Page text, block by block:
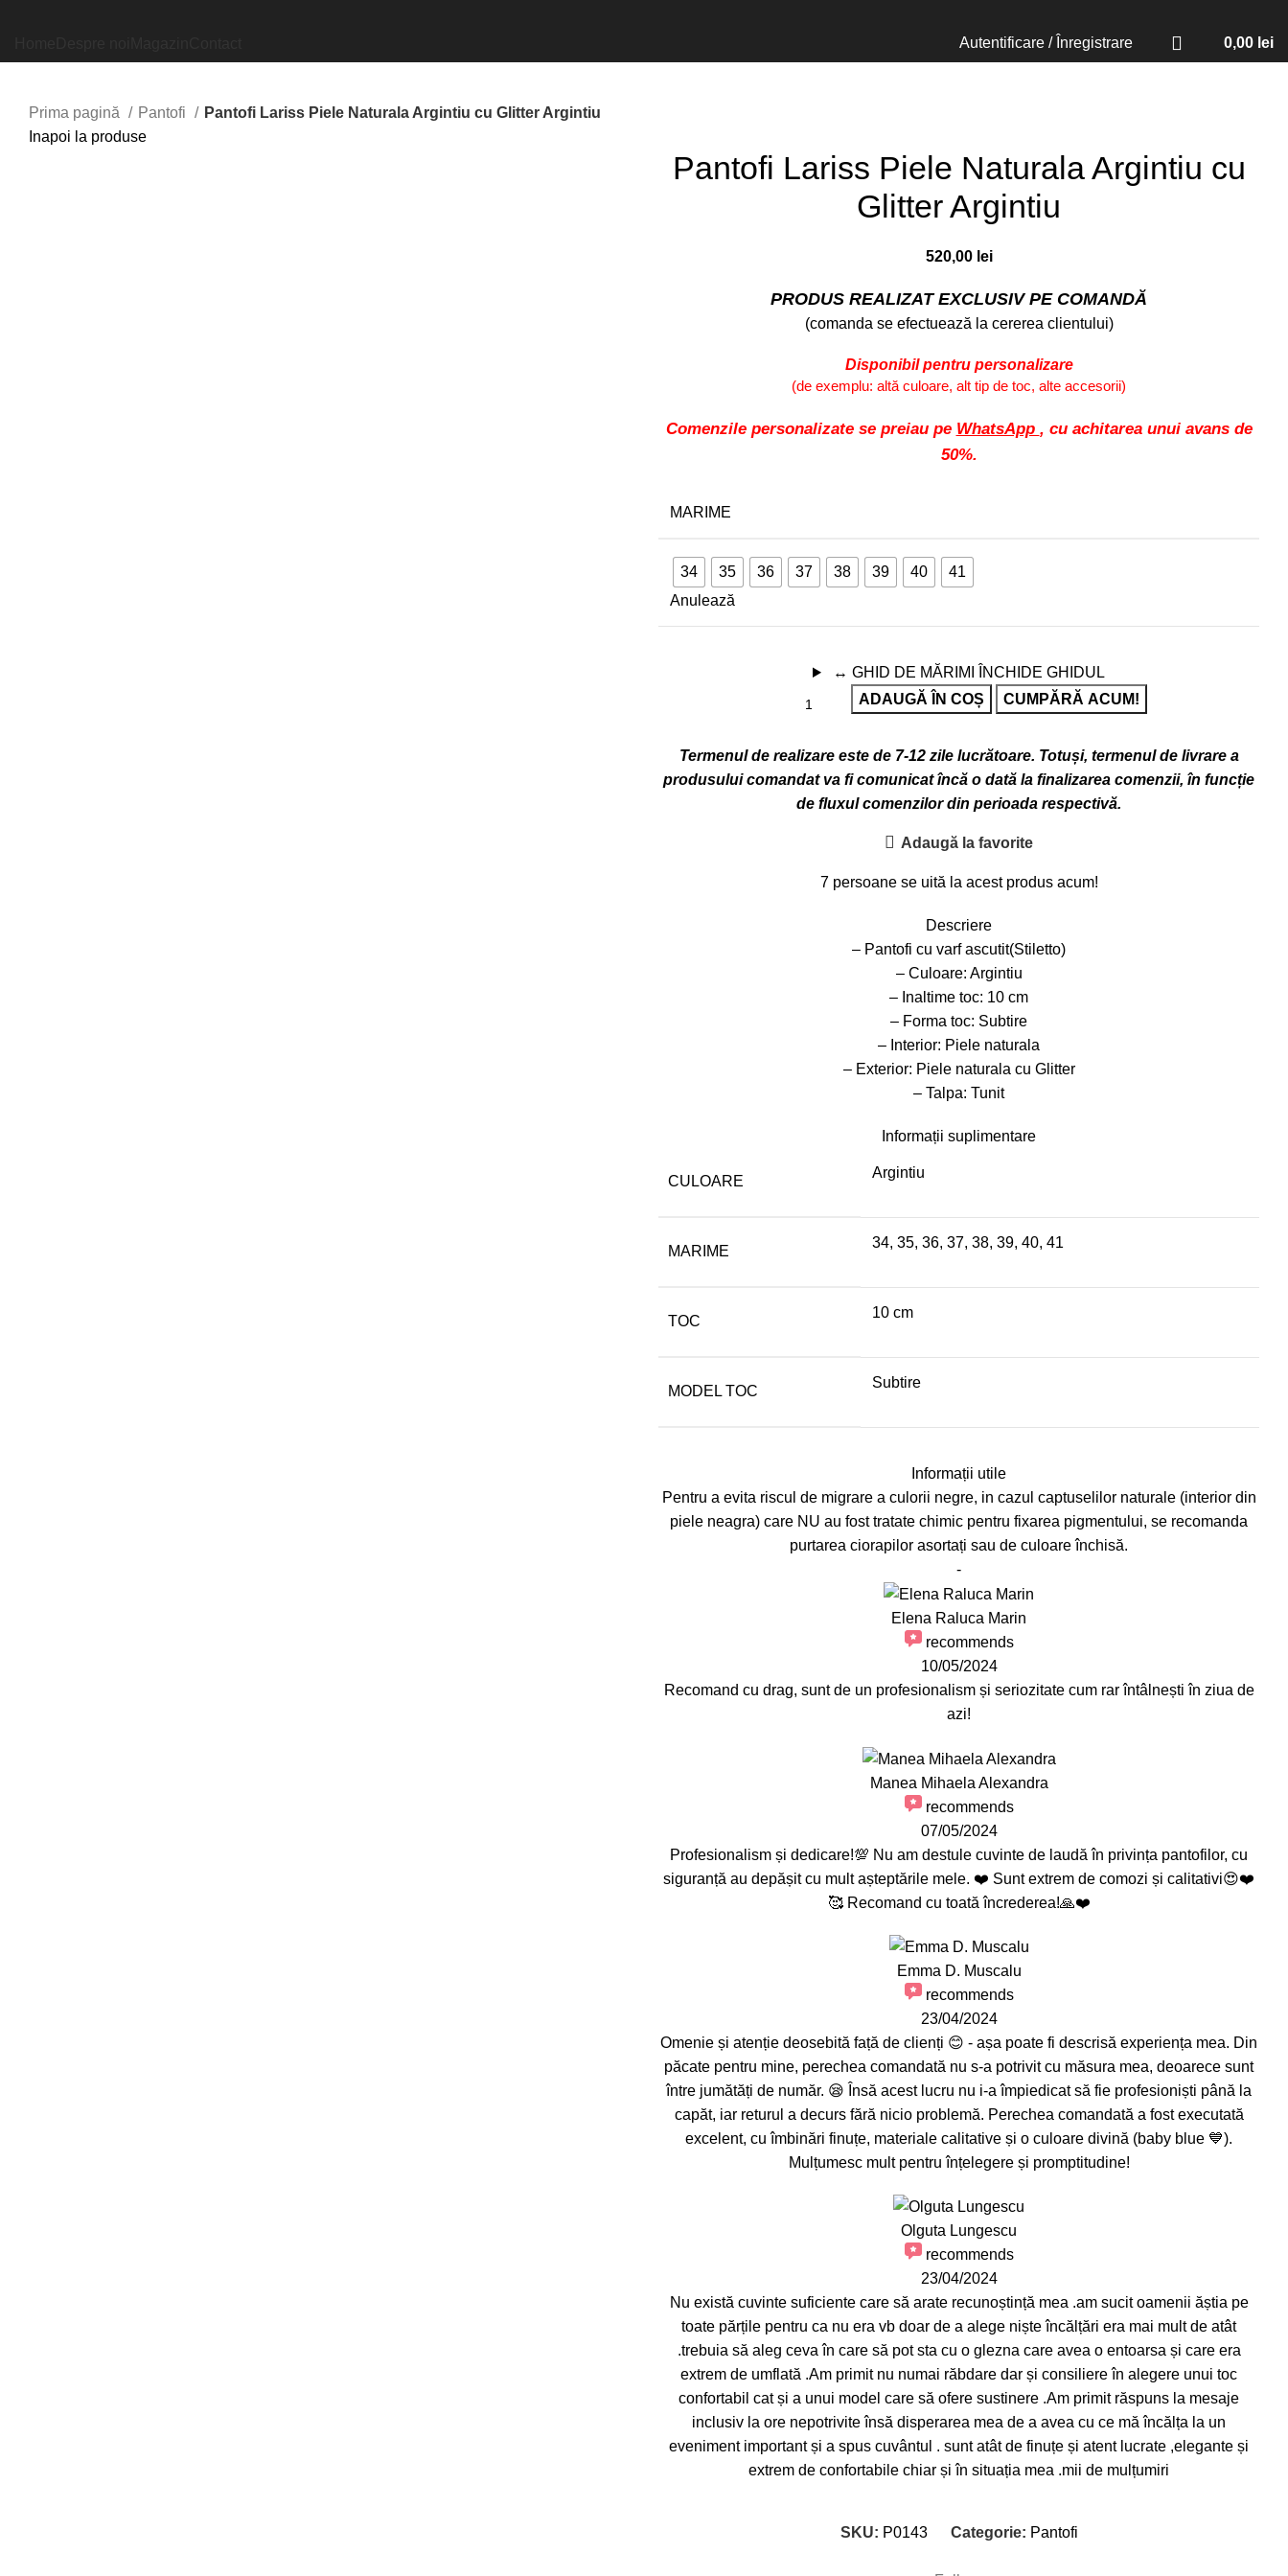
Autentificare / Înregistrare 0,00 lei
Prima pagină Pantofi
Pantofi Lariss Piele Naturala Argintiu cu Glitter Argintiu
Inapoi la produse
Pantofi Lariss Piele Naturala Argintiu cu
Glitter Argintiu
520,00 lei
PRODUS REALIZAT EXCLUSIV PE COMANDĂ
(comanda se efectuează la cererea clientului)
Disponibil pentru personalizare
(de exemplu: altă culoare, alt tip de toc, alte accesorii)
Comenzile personalizate se preiau pe WhatsApp , cu achitarea unui avans de
50%.
MARIME
34 35 36 37 38 39 40
41
Anulează
↔ GHID DE MĂRIMI
ÎNCHIDE GHIDUL
ADAUGĂ ÎN COȘ
CUMPĂRĂ ACUM!
Termenul de realizare este de 7-12 zile lucrătoare. Totuși, termenul de livrare a
produsului comandat va fi comunicat încă o dată la finalizarea comenzii, în funcție
de fluxul comenzilor din perioada respectivă.
Adaugă la favorite
7 persoane se uită la acest produs acum!
Descriere
– Pantofi cu varf ascutit(Stiletto)
– Culoare: Argintiu
– Inaltime toc: 10 cm
– Forma toc: Subtire
– Interior: Piele naturala
– Exterior: Piele naturala cu Glitter
– Talpa: Tunit
Informații suplimentare
CULOARE
Argintiu
MARIME
34, 35, 36, 37, 38, 39, 40, 41
TOC
10 cm
MODEL TOC
Subtire
Informații utile
Pentru a evita riscul de migrare a culorii negre, in cazul captuselilor naturale (interior din
piele neagra) care NU au fost tratate chimic pentru fixarea pigmentului, se recomanda
purtarea ciorapilor asortați sau de culoare închisă.
-
Elena Raluca Marin
recommends
10/05/2024
Recomand cu drag, sunt de un profesionalism și seriozitate cum rar întâlnești în ziua de
azi!
Manea Mihaela Alexandra
recommends
07/05/2024
Profesionalism și dedicare!💯 Nu am destule cuvinte de laudă în privința pantofilor, cu
siguranță au depășit cu mult așteptările mele. ❤️ Sunt extrem de comozi și calitativi😍❤️
🥰 Recomand cu toată încrederea!🙏❤️
Emma D. Muscalu
recommends
23/04/2024
Omenie și atenție deosebită față de clienți 😊 - așa poate fi descrisă experiența mea. Din
păcate pentru mine, perechea comandată nu s-a potrivit cu măsura mea, deoarece sunt
între jumătăți de număr. 😪 Însă acest lucru nu i-a împiedicat să fie profesioniști până la
capăt, iar returul a decurs fără nicio problemă. Perechea comandată a fost executată
excelent, cu îmbinări finuțe, materiale calitative și o culoare divină (baby blue 💙).
Mulțumesc mult pentru înțelegere și promptitudine!
Olguta Lungescu
recommends
23/04/2024
Nu există cuvinte suficiente care să arate recunoștință mea .am sucit oamenii ăștia pe
toate părțile pentru ca nu era vb doar de a alege niște încălțări era mai mult de atât
.trebuia să aleg ceva în care să pot sta cu o glezna care avea o entoarsa și care era
extrem de umflată .Am primit nu numai răbdare dar și consiliere în alegere unui toc
confortabil cat și a unui model care să ofere sustinere .Am primit răspuns la mesaje
inclusiv la ore nepotrivite însă disperarea mea de a avea cu ce mă încălța la un
eveniment important și a spus cuvântul . sunt atât de finuțe și atent lucrate ,elegante și
extrem de confortabile chiar și în situația mea .mii de mulțumiri
SKU: P0143 Categorie: Pantofi